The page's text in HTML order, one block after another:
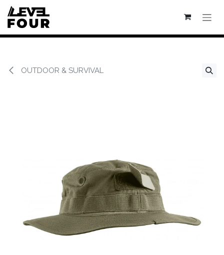
Se rendre au contenu
OUTDOOR & SURVIVAL